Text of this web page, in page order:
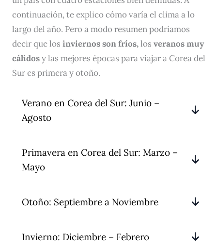
continuación, te explico cómo varía el clima a lo
largo del año. Pero a modo resumen podríamos
decir que los inviernos son fríos,los veranos muy
cálidosy las mejores épocas para viajar a Corea del
Sur es primera y otoño.
Verano en Corea del Sur: Junio –
Agosto
Primavera en Corea del Sur: Marzo –
Mayo
Otoño: Septiembre a Noviembre
Invierno: Diciembre – Febrero